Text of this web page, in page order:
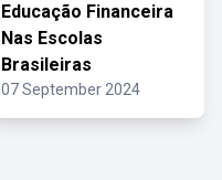
Educação Financeira
Nas Escolas
Brasileiras
07 September 2024